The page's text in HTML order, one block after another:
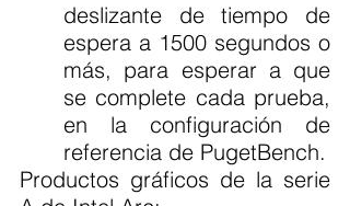
deslizante de tiempo de
espera a 1500 segundos o
más, para esperar a que
se complete cada prueba,
en la configuración de
referencia de PugetBench.
Productos gráficos de la serie